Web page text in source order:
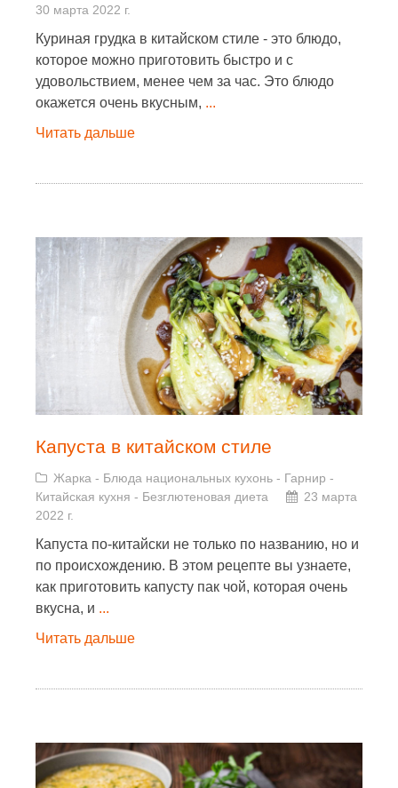
30 марта 2022 г.
Куриная грудка в китайском стиле - это блюдо,
которое можно приготовить быстро и с
удовольствием, менее чем за час. Это блюдо
окажется очень вкусным, ...
Читать дальше
Капуста в китайском стиле
Жарка - Блюда национальных кухонь - Гарнир -
Китайская кухня - Безглютеновая диета
23 марта
2022 г.
Капуста по-китайски не только по названию, но и
по происхождению. В этом рецепте вы узнаете,
как приготовить капусту пак чой, которая очень
вкусна, и ...
Читать дальше